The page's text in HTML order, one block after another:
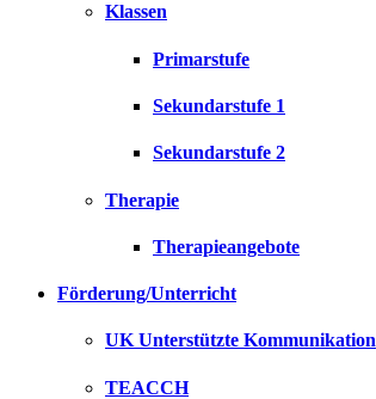
Klassen
Primarstufe
Sekundarstufe 1
Sekundarstufe 2
Therapie
Therapieangebote
Förderung/Unterricht
UK Unterstützte Kommunikation
TEACCH